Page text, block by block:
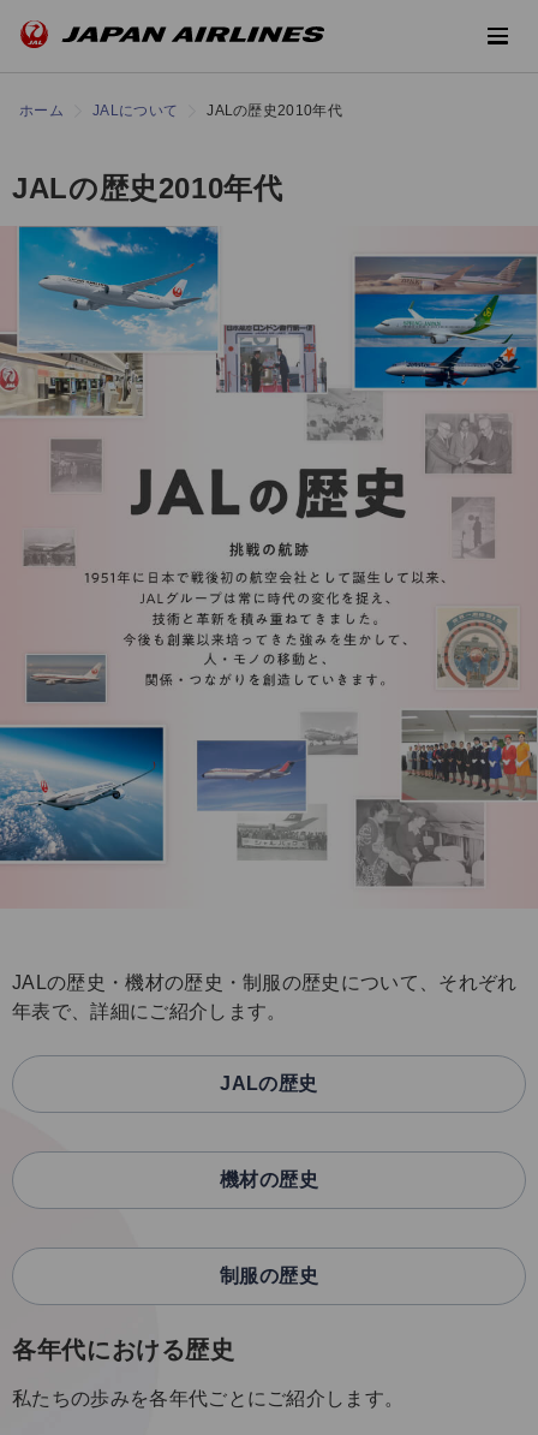
ホーム JALについて JALの歴史2010年代
JALの歴史2010年代
JALの歴史・機材の歴史・制服の歴史について、それぞれ
年表で、詳細にご紹介します。
JALの歴史
機材の歴史
制服の歴史
各年代における歴史
私たちの歩みを各年代ごとにご紹介します。